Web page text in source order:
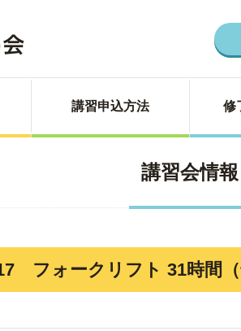
講習申込方法 修
講習会情報
フォークリフト 31時間